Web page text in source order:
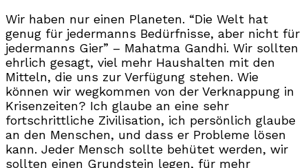
Wir haben nur einen Planeten. “Die Welt hat
genug für jedermanns Bedürfnisse, aber nicht für
jedermanns Gier” – Mahatma Gandhi. Wir sollten
ehrlich gesagt, viel mehr Haushalten mit den
Mitteln, die uns zur Verfügung stehen. Wie
können wir wegkommen von der Verknappung in
Krisenzeiten? Ich glaube an eine sehr
fortschrittliche Zivilisation, ich persönlich glaube
an den Menschen, und dass er Probleme lösen
kann. Jeder Mensch sollte behütet werden, wir
sollten einen Grundstein legen, für mehr